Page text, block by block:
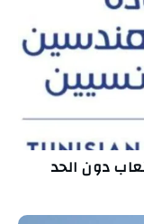
دون الحد